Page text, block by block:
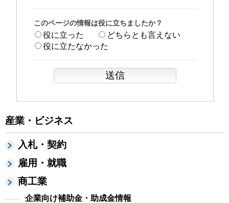
産業・ビジネス
入札・契約
雇用・就職
商工業
企業向け補助金・助成金情報
このページの情報は役に立ちましたか？
役に立った
どちらとも言えない
役に立たなかった